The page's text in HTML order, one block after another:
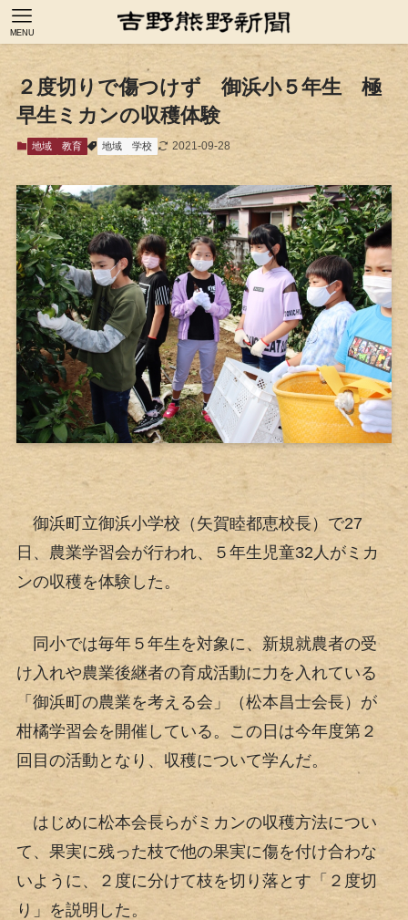
MENU
２度切りで傷つけず 御浜小５年生 極
早生ミカンの収穫体験
地域 教育 地域 学校 2021-09-28
御浜町立御浜小学校（矢賀睦都恵校長）で27
日、農業学習会が行われ、５年生児童32人がミカ
ンの収穫を体験した。
同小では毎年５年生を対象に、新規就農者の受
け入れや農業後継者の育成活動に力を入れている
「御浜町の農業を考える会」（松本昌士会長）が
柑橘学習会を開催している。この日は今年度第２
回目の活動となり、収穫について学んだ。
はじめに松本会長らがミカンの収穫方法につい
て、果実に残った枝で他の果実に傷を付け合わな
いように、２度に分けて枝を切り落とす「２度切
り」を説明した。